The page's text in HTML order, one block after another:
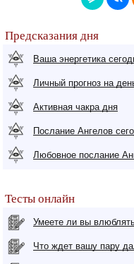
Предсказания дня
Ваша энергетика
Личный прогноз на
Активная чакра дня
Послание Ангелов
Любовное послание
Тесты онлайн
Умеете ли вы
Что ждет вашу пару